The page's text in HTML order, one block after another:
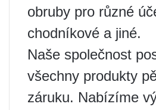
obruby pro různé
chodníkové a jiné.
Naše společnost
všechny produkty
záruku. Nabízíme